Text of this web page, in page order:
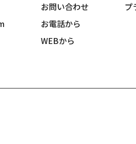
お問い合わせ
お電話から
WEBから
プ